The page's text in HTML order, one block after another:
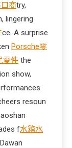
商try,
lingering
ce. A surprise
Porsche零
零件 the
show,
resoun
f水箱水